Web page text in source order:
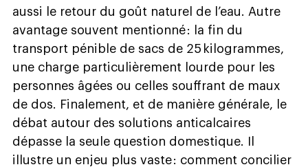
aussi le retour du goût naturel de l’eau. Autre
avantage souvent mentionné : la fin du
transport pénible de sacs de 25 kilogrammes,
une charge particulièrement lourde pour les
personnes âgées ou celles souffrant de maux
de dos. Finalement, et de manière générale, le
débat autour des solutions anticalcaires
dépasse la seule question domestique. Il
illustre un enjeu plus vaste : comment concilier